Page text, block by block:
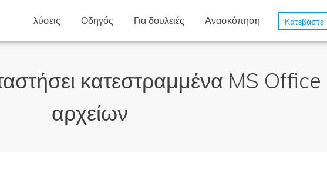
Κατεβάστε
λύσεις Οδηγός Για δουλειές Ανασκόπηση
κατεστραμμένα MS Office
αρχείων